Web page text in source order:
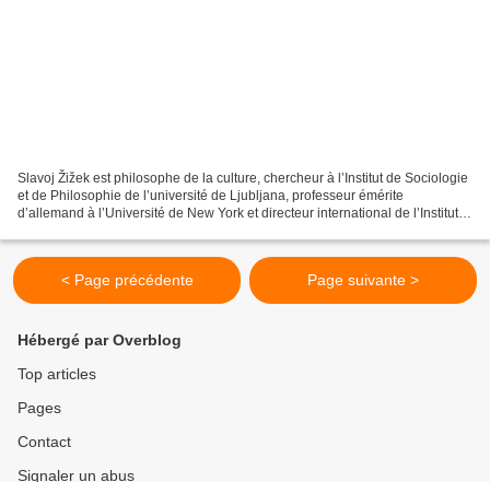
Slavoj Žižek est philosophe de la culture, chercheur à l’Institut de Sociologie
et de Philosophie de l’université de Ljubljana, professeur émérite
d’allemand à l’Université de New York et directeur international de l’Institut
< Page précédente Page suivante >
Hébergé par Overblog
Top articles
Pages
Contact
Signaler un abus